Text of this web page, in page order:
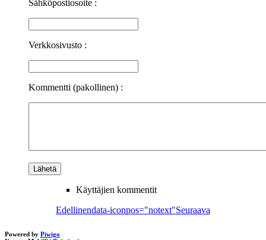
Sähköpostiosoite :
Verkkosivusto :
Kommentti (pakollinen) :
Käyttäjien kommentit
Edellinendata-iconpos="notext"Seuraava
Powered by Piwigo